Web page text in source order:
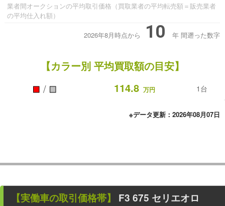
業者間オークションの平均取引価格（買取業者の平均転売額＝販売業者
の平均仕入れ額）
2026年8月時点から 10 年 間遡った数字
【カラー別 平均買取額の目安】
■ / ■ 114.8 万円 1台
※データ更新：2026年08月07日
【実働車の取引価格帯】 F3 675 セリエオロ